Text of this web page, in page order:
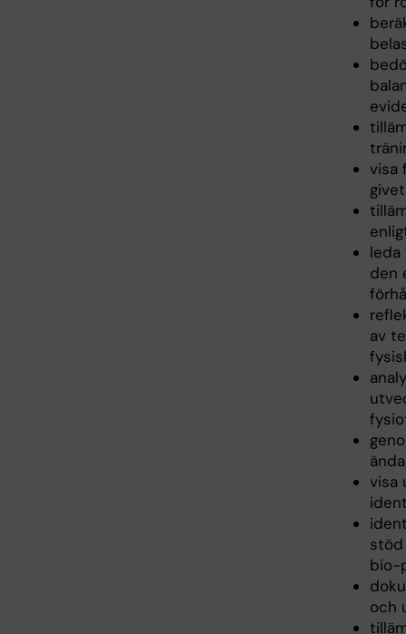
visa
den
av
visa
stöd
bio-
och